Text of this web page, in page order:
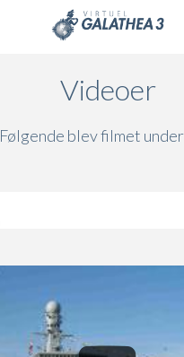
Videoer
Følgende blev filmet